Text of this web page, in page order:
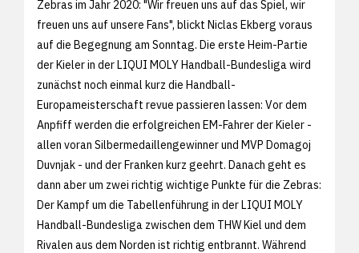
Zebras im Jahr 2020: "Wir freuen uns auf das Spiel, wir
freuen uns auf unsere Fans", blickt Niclas Ekberg voraus
auf die Begegnung am Sonntag. Die erste Heim-Partie
der Kieler in der LIQUI MOLY Handball-Bundesliga wird
zunächst noch einmal kurz die Handball-
Europameisterschaft revue passieren lassen: Vor dem
Anpfiff werden die erfolgreichen EM-Fahrer der Kieler -
allen voran Silbermedaillengewinner und MVP Domagoj
Duvnjak - und der Franken kurz geehrt. Danach geht es
dann aber um zwei richtig wichtige Punkte für die Zebras:
Der Kampf um die Tabellenführung in der LIQUI MOLY
Handball-Bundesliga zwischen dem THW Kiel und dem
Rivalen aus dem Norden ist richtig entbrannt. Während